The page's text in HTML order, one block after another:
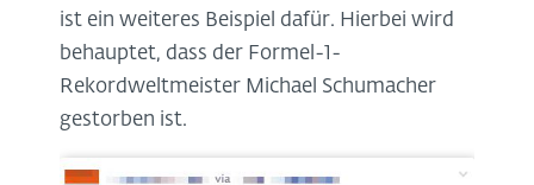
ist ein weiteres Beispiel dafür. Hierbei wird
behauptet, dass der Formel-1-
Rekordweltmeister Michael Schumacher
gestorben ist.